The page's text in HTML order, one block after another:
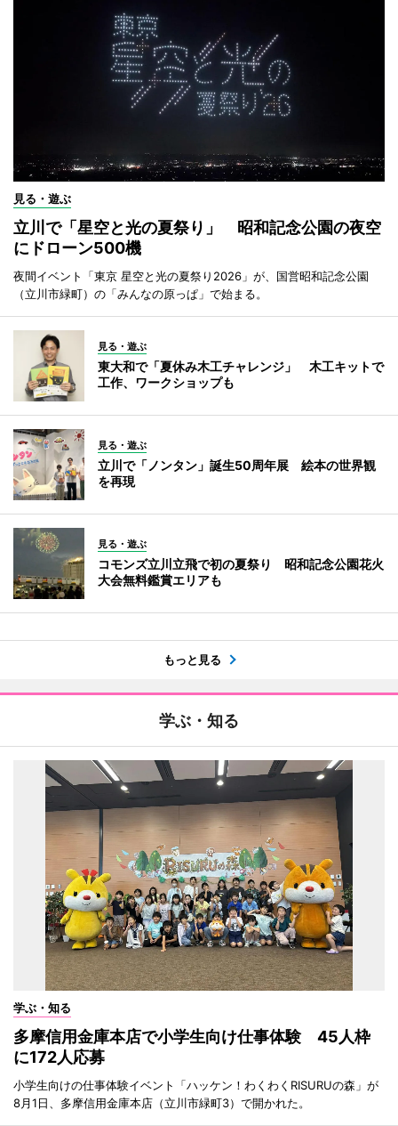
見る・遊ぶ
立川で「星空と光の夏祭り」 昭和記念公園の夜空
にドローン500機
夜間イベント「東京 星空と光の夏祭り2026」が、国営昭和記念公園
（立川市緑町）の「みんなの原っぱ」で始まる。
見る・遊ぶ
東大和で「夏休み木工チャレンジ」 木工キットで
工作、ワークショップも
見る・遊ぶ
立川で「ノンタン」誕生50周年展 絵本の世界観
を再現
見る・遊ぶ
コモンズ立川立飛で初の夏祭り 昭和記念公園花火
大会無料鑑賞エリアも
もっと見る
学ぶ・知る
学ぶ・知る
多摩信用金庫本店で小学生向け仕事体験 45人枠
に172人応募
小学生向けの仕事体験イベント「ハッケン！わくわくRISURUの森」が
8月1日、多摩信用金庫本店（立川市緑町3）で開かれた。